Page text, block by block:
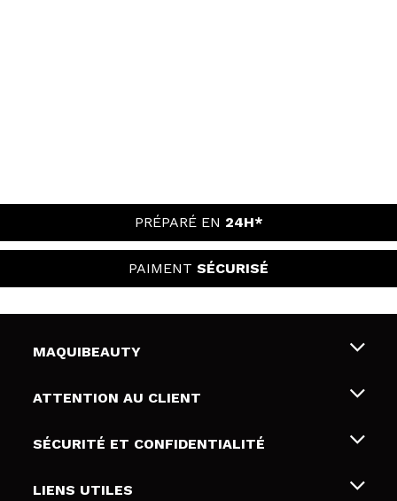
PRÉPARÉ EN 24H*
PAIMENT SÉCURISÉ
MAQUIBEAUTY
Qui sommes nous
Cartes-cadeaux
ATTENTION AU CLIENT
Livraison & retour
Modes de paiement
SÉCURITÉ ET CONFIDENTIALITÉ
Conditions et confidentialité
LIENS UTILES